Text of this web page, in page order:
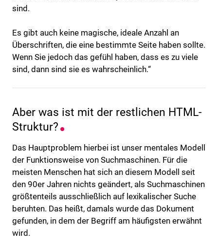
sind.
Es gibt auch keine magische, ideale Anzahl an
Überschriften, die eine bestimmte Seite haben sollte.
Wenn Sie jedoch das gefühl haben, dass es zu viele
sind, dann sind sie es wahrscheinlich.“
Aber was ist mit der restlichen HTML-
Struktur?
Das Hauptproblem hierbei ist unser mentales Modell
der Funktionsweise von Suchmaschinen. Für die
meisten Menschen hat sich an diesem Modell seit
den 90er Jahren nichts geändert, als Suchmaschinen
größtenteils ausschließlich auf lexikalischer Suche
beruhten. Das heißt, damals wurde das Dokument
gefunden, in dem der Begriff am häufigsten erwähnt
wird.